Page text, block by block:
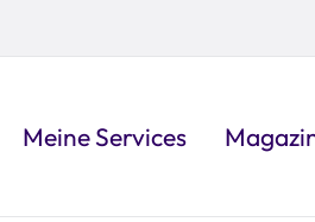
Meine Services